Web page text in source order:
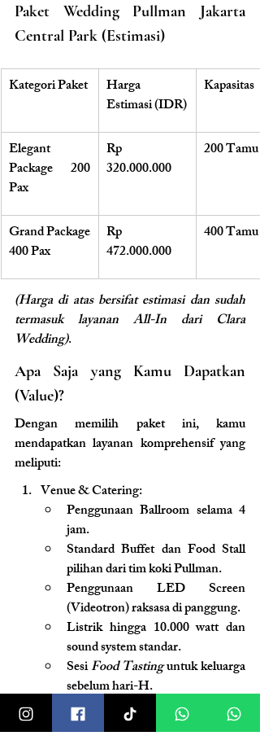
Paket Wedding Pullman Jakarta
Central Park (Estimasi)
Kategori Paket
Harga
Estimasi (IDR)
Kapasitas
Elegant
Package 200
Pax
Rp
320.000.000
200 Tamu
Grand Package
400 Pax
Rp
472.000.000
400 Tamu
(Harga di atas bersifat estimasi dan sudah
termasuk layanan All-In dari Clara
Wedding).
Apa Saja yang Kamu Dapatkan
(Value)?
Dengan memilih paket ini, kamu
mendapatkan layanan komprehensif yang
meliputi:
Venue & Catering:
Penggunaan Ballroom selama 4
jam.
Standard Buffet dan Food Stall
pilihan dari tim koki Pullman.
Penggunaan LED Screen
(Videotron) raksasa di panggung.
Listrik hingga 10.000 watt dan
sound system standar.
Sesi Food Tasting untuk keluarga
sebelum hari-H.
Dekorasi Full Wedding (oleh Clara
Wedding):